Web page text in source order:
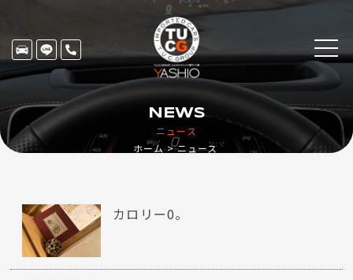
ニュース
NEWS
ホーム ニュース
カロリー0。